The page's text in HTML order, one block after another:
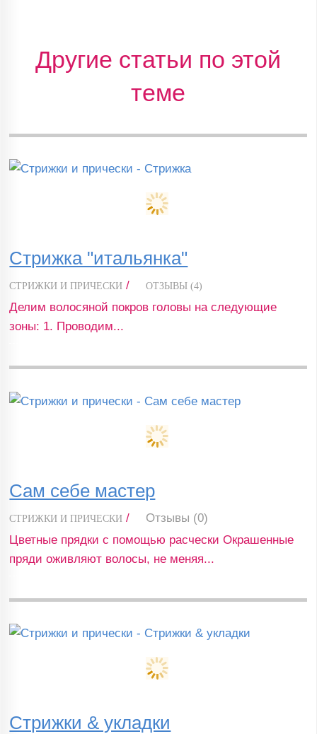
Другие статьи по этой
теме
Стрижка "итальянка"
СТРИЖКИ И ПРИЧЕСКИ / ОТЗЫВЫ (4)
Делим волосяной покров головы на следующие
зоны: 1. Проводим...
Сам себе мастер
СТРИЖКИ И ПРИЧЕСКИ /
Отзывы (0)
Цветные прядки с помощью расчески Окрашенные
пряди оживляют волосы, не меняя...
Стрижки & укладки